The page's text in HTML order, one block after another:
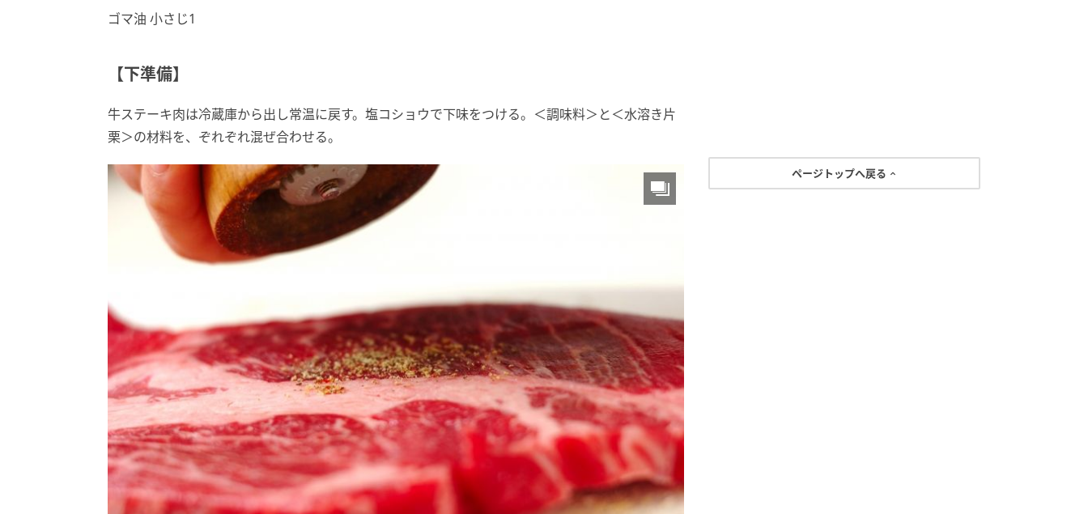
ゴマ油 小さじ1
【下準備】
牛ステーキ肉は冷蔵庫から出し常温に戻す。塩コショウで下味をつける。＜調味料＞と＜水溶き片
栗＞の材料を、ぞれぞれ混ぜ合わせる。
ページトップへ戻る